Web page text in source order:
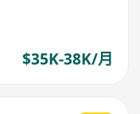
$35K-38K/月